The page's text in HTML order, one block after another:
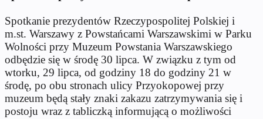
Spotkanie prezydentów Rzeczypospolitej Polskiej i
m.st. Warszawy z Powstańcami Warszawskimi w Parku
Wolności przy Muzeum Powstania Warszawskiego
odbędzie się w środę 30 lipca. W związku z tym od
wtorku, 29 lipca, od godziny 18 do godziny 21 w
środę, po obu stronach ulicy Przyokopowej przy
muzeum będą stały znaki zakazu zatrzymywania się i
postoju wraz z tabliczką informującą o możliwości